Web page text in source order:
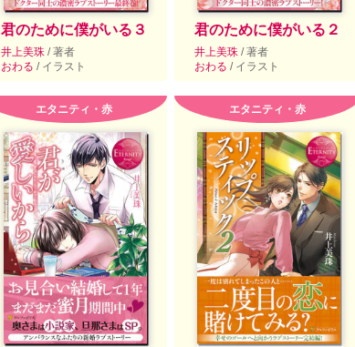
君のために僕がいる３
井上美珠 / 著者
おわる / イラスト
君のために僕がいる２
井上美珠 / 著者
おわる / イラスト
エタニティ・赤 エタニティ・赤